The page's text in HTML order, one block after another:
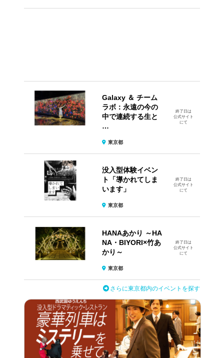
Galaxy ＆ チーム
ラボ：永遠の今の
中で連続する生と
…
東京都
終了日は
公式サイト
にて
没入型体験イベン
ト​「導かれてしま
います」
東京都
終了日は
公式サイト
にて
HANAあかり ～HA
NA・BIYORI×竹あ
かり～
東京都
終了日は
公式サイト
にて
さらに東京都内のイベントを探す